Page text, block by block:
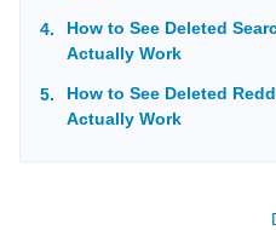
How to See Deleted
Actually Work
How to See Deleted
Actually Work